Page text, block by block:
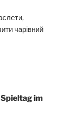
чарівний
im